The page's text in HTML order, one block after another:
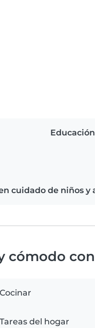
cuidado de niños y
cómodo con
Cocinar
Tareas del hogar